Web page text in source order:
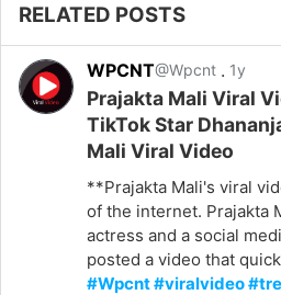
RELATED POSTS
WPCNT@Wpcnt . 1y
Prajakta Mali Viral
TikTok Star
Mali Viral Video
**Prajakta Mali's viral
of the internet. Prajakta
actress and a social
posted a video that
#Wpcnt #viralvideo